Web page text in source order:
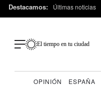
Destacamos: Últimas noticias
El tiempo en tu ciudad
OPINIÓN ESPAÑA